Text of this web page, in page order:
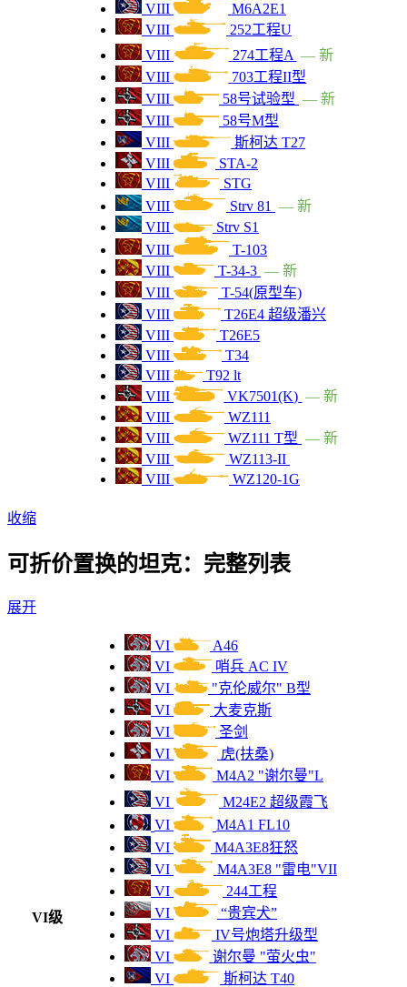
VIII 潘哈德EBR75(FL10)
E-25
T26E3 "鹰"
SU-122-44
AT 15A
"黑豹侦察车"
M41D
ELC EVEN 90
HWK 30
M4190 GF
M4190
VII IS-2加强型
VII 斯太尔 WT
VII KV-122
"黑豹"(伪装M10)
244工程
IS-2"柏林" 4700
M56 蝎式
AMX 13 57
VIII
M6A2E1
VIII
252工程U
VIII
274工程A — 新
VIII
703工程II型
VIII
58号试验型 — 新
VIII
58号M型
VIII
斯柯达 T27
VIII
STA-2
VIII
STG
VIII
Strv 81
— 新
VIII
Strv S1
VIII
T-103
VIII
T-34-3 — 新
VIII
T-54(原型车)
VIII
T26E4 超级潘兴
VIII
T26E5
VIII
T34
VIII
T92 lt
VIII
VK7501(K) — 新
VIII
WZ111
VIII
WZ111 T型 — 新
VIII
WZ113-II
VIII
WZ120-1G
收缩
可折价置换的坦克：完整列表
展开
VI级
VI
A46
VI
哨兵 AC IV
VI
"克伦威尔" B型
VI
大麦克斯
VI
圣剑
VI
虎(扶桑)
VI
M4A2 "谢尔曼"L
VI
M24E2 超级霞飞
VI
M4A1 FL10
VI
M4A3E8狂怒
VI
M4A3E8 "雷电"VII
VI
244工程
VI
“贵宾犬”
VI
IV号炮塔升级型
VI
谢尔曼 "萤火虫"
VI
斯柯达 T40